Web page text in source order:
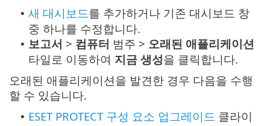
• 새 대시보드를 추가하거나 기존 대시보드 창
중 하나를 수정합니다.
• 보고서 > 컴퓨터 범주 > 오래된 애플리케이션
타일로 이동하여 지금 생성을 클릭합니다.
오래된 애플리케이션을 발견한 경우 다음을 수행
할 수 있습니다.
• ESET PROTECT 구성 요소 업그레이드 클라이